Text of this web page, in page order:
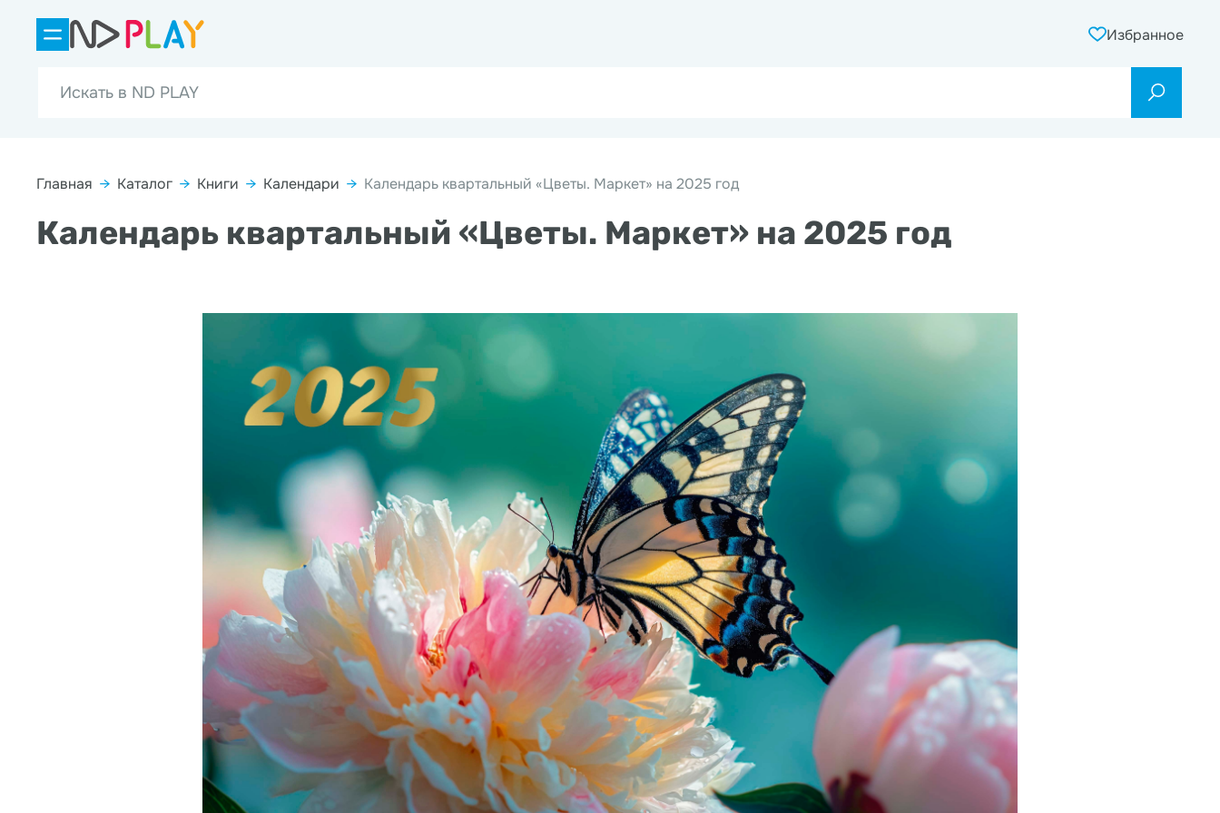
Избранное
Главная → Каталог → Книги → Календари → Календарь квартальный «Цветы. Маркет» на 2025 год
Календарь квартальный «Цветы. Маркет» на 2025 год